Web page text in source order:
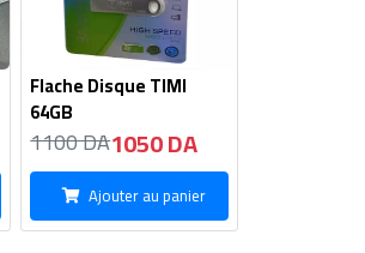
Flache Disque TIMI
64GB
1100 DA1050 DA
Ajouter au panier